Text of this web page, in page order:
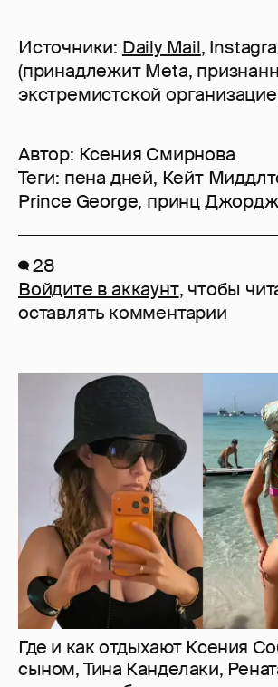
Источники: Daily Mail,
(принадлежит Meta,
экстремистской
Автор: Ксения Смирнова
Теги: пена дней, Кейт
Prince George, принц Джордж
28
Войдите в аккаунт, чтобы
оставлять комментарии
Где и как отдыхают Ксения
сыном, Тина Канделаки,